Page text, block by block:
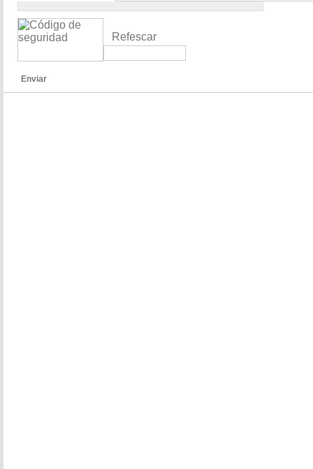
Refescar
Enviar